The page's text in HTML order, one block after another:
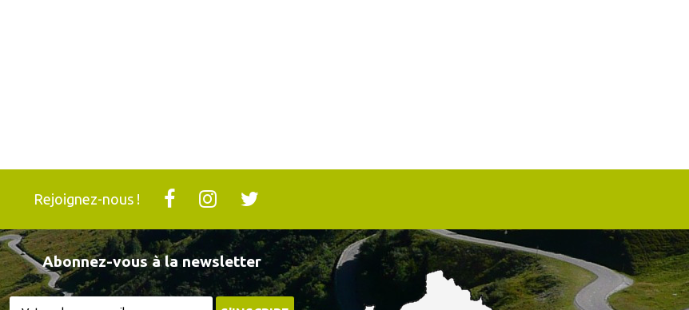
Rejoignez-nous !
Abonnez-vous à la newsletter